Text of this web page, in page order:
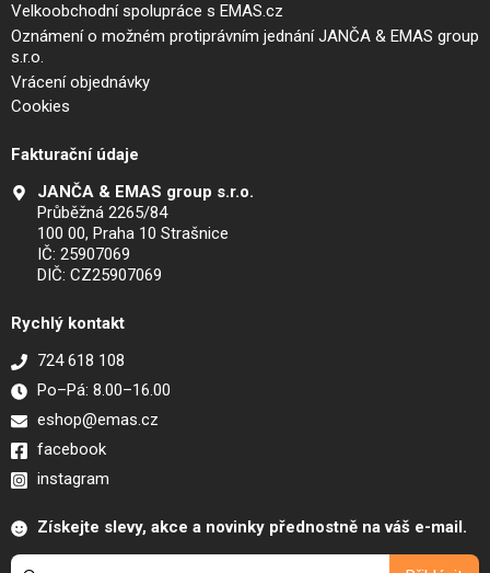
Velkoobchodní spolupráce s EMAS.cz
Oznámení o možném protiprávním jednání JANČA & EMAS group
s.r.o.
Vrácení objednávky
Cookies
Fakturační údaje
JANČA & EMAS group s.r.o.
Průběžná 2265/84
100 00, Praha 10 Strašnice
IČ: 25907069
DIČ: CZ25907069
Rychlý kontakt
724 618 108
Po–Pá: 8.00–16.00
eshop@emas.cz
facebook
instagram
Získejte slevy, akce a novinky přednostně na váš e-mail.